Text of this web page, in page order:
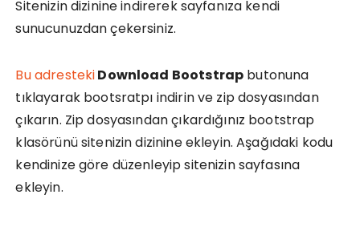
Sitenizin dizinine indirerek sayfanıza kendi
sunucunuzdan çekersiniz.
Bu adrestekiDownload Bootstrap butonuna
tıklayarak bootsratpı indirin ve zip dosyasından
çıkarın. Zip dosyasından çıkardığınız bootstrap
klasörünü sitenizin dizinine ekleyin. Aşağıdaki kodu
kendinize göre düzenleyip sitenizin sayfasına
ekleyin.